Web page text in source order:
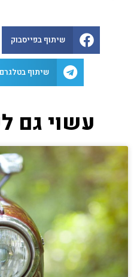
שיתוף בפייסבוק
שיתוף בטלגרם
עשוי גם